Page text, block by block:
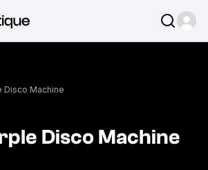
Disco Machine
Disco Machine